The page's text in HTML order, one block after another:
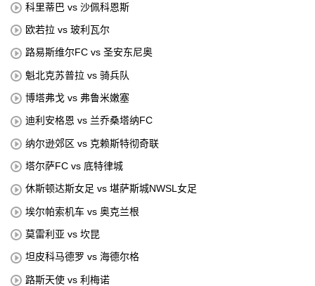
科里蒂巴 vs 沙佩科恩斯
欧若拉 vs 玻利瓦尔
路易斯维尔FC vs 圣安东尼奥
魁北克苏普拉 vs 骑兵队
博塔弗戈 vs 弗鲁米嫩塞
迪利安格恩 vs 兰乔桑塔纳FC
纳尔逊郊区 vs 克赖斯特彻奇联
塔尔萨FC vs 底特律城
休斯顿达斯女足 vs 堪萨斯城NWSL女足
埃尔帕索机车 vs 奥克兰根
莫雷利亚 vs 坎昆
坦皮科马德罗 vs 海德尔格
路斯天使 vs 利梅诺